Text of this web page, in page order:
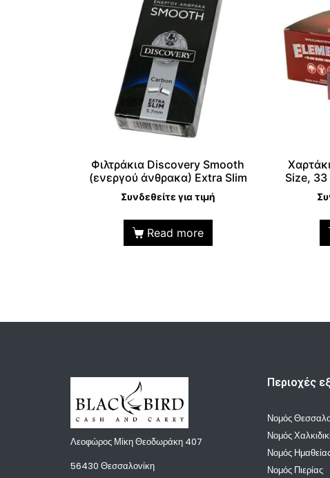
Φιλτράκια Discovery Smooth
(ενεργού άνθρακα) Extra Slim
Συνδεθείτε για τιμή
Read more
Size,
Λεοφώρος Μίκη Θεοδωράκη 407
56430 Θεσσαλονίκη
Περιοχές
Νομός
Νομός
Νομός
Νομός Πιερίας